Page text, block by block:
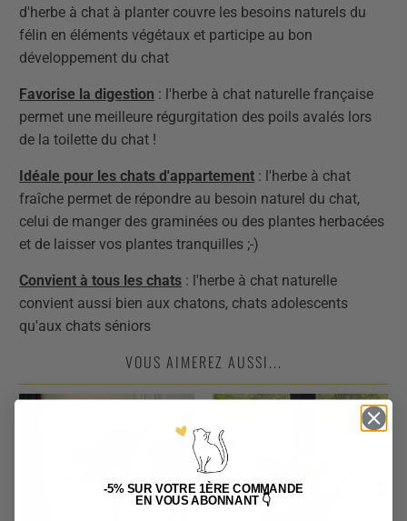
d'herbe à chat à planter couvre les besoins naturels du
félin en éléments végétaux et participe au bon
développement du chat
Favorise la digestion : l'herbe à chat naturelle française
permet une meilleure régurgitation des poils avalés lors
de la toilette du chat !
Idéale pour les chats d'appartement : l'herbe à chat
fraîche permet de répondre au besoin naturel du chat,
celui de manger des graminées ou des plantes herbacées
et de laisser vos plantes tranquilles ;-)
Convient à tous les chats : l'herbe à chat naturelle
convient aussi bien aux chatons, chats adolescents
qu'aux chats séniors
VOUS AIMEREZ AUSSI...
-5% SUR VOTRE 1ÈRE COMMANDE
EN VOUS ABONNANT 👇